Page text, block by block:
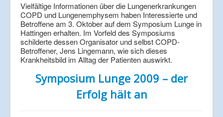
Vielfältige Informationen über die Lungenerkrankungen
COPD und Lungenemphysem haben Interessierte und
Betroffene am 3. Oktober auf dem Symposium Lunge in
Hattingen erhalten. Im Vorfeld des Symposiums
schilderte dessen Organisator und selbst COPD-
Betroffener, Jens Lingemann, wie sich dieses
Krankheitsbild im Alltag der Patienten auswirkt.
Symposium Lunge 2009 – der
Erfolg hält an